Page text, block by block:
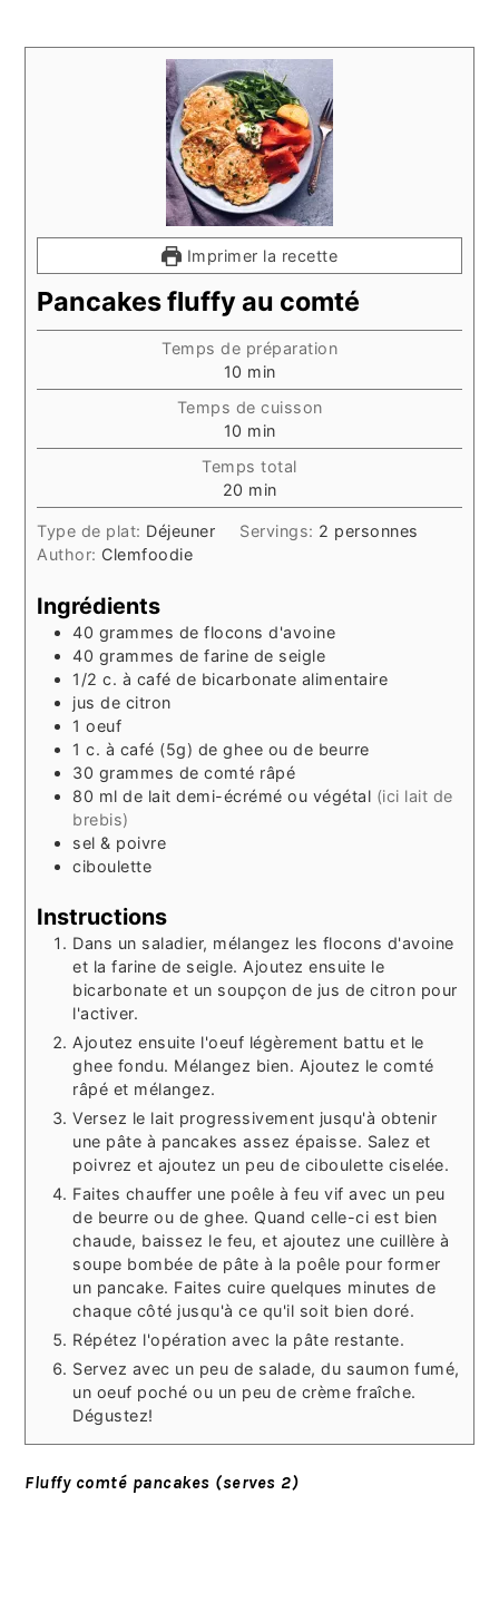
Imprimer la recette
Pancakes fluffy au comté
Temps de préparation
10 minutes
min
Temps de cuisson
10 minutes
min
Temps total
20 minutes
min
Type de plat: Déjeuner Servings: 2 personnes
Author: Clemfoodie
Ingrédients
40 grammes de flocons d'avoine
40 grammes de farine de seigle
1/2 c. à café de bicarbonate alimentaire
jus de citron
1 oeuf
1 c. à café (5g) de ghee ou de beurre
30 grammes de comté râpé
80 ml de lait demi-écrémé ou végétal (ici lait de
brebis)
sel & poivre
ciboulette
Instructions
Dans un saladier, mélangez les flocons d'avoine
et la farine de seigle. Ajoutez ensuite le
bicarbonate et un soupçon de jus de citron pour
l'activer.
Ajoutez ensuite l'oeuf légèrement battu et le
ghee fondu. Mélangez bien. Ajoutez le comté
râpé et mélangez.
Versez le lait progressivement jusqu'à obtenir
une pâte à pancakes assez épaisse. Salez et
poivrez et ajoutez un peu de ciboulette ciselée.
Faites chauffer une poêle à feu vif avec un peu
de beurre ou de ghee. Quand celle-ci est bien
chaude, baissez le feu, et ajoutez une cuillère à
soupe bombée de pâte à la poêle pour former
un pancake. Faites cuire quelques minutes de
chaque côté jusqu'à ce qu'il soit bien doré.
Répétez l'opération avec la pâte restante.
Servez avec un peu de salade, du saumon fumé,
un oeuf poché ou un peu de crème fraîche.
Dégustez!
Fluffy comté pancakes (serves 2)